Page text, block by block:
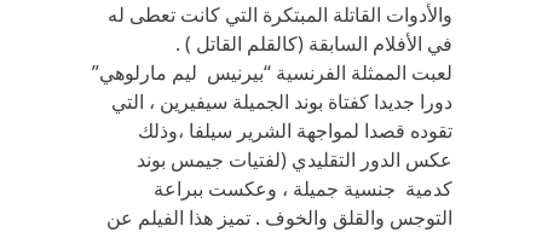
والأدوات القاتلة المبتكرة التي كانت تعطى له
في الأفلام السابقة (كالقلم القاتل ) .
لعبت الممثلة الفرنسية “بيرنيس ليم مارلوهي”
دورا جديدا كفتاة بوند الجميلة سيفيرين ، التي
تقوده قصدا لمواجهة الشرير سيلفا ،وذلك
عكس الدور التقليدي (لفتيات جيمس بوند
كدمية جنسية جميلة ، وعكست ببراعة
التوجس والقلق والخوف . تميز هذا الفيلم عن